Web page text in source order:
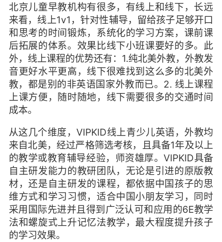
北京儿童早教机构有很多，有线上和线下，长远
来看，线上1v1，针对性辅导，留给孩子足够开口
和思考的时间锻炼，系统化的学习方案，课前课
后拓展的体系。效果比线下小班课要好的多。此
外，线上课程的优势还有：1.纯北美外教，外教发
音更好水平更高，线下很难找到这么多的北美外
教，都是别的非英语国家外教而已。2. 线上课程
上课方便，随时随地，线下需要很多的交通时间
成本。
从这几个维度，VIPKID线上青少儿英语，外教均
来自北美，经过严格筛选考核，且具备1年及以上
的教学或教育辅导经验，师资雄厚。VIPKID具备
自主研发能力的教研团队，无论是引进的原版教
材，还是自主研发的课程，都依据中国孩子的思
维方式和学习习惯，适合中国小朋友学习，同时
采用国际先进并且得到广泛认可和应用的6E教学
法和螺旋式上升记忆法教学，最大程度提升孩子
的学习效果。